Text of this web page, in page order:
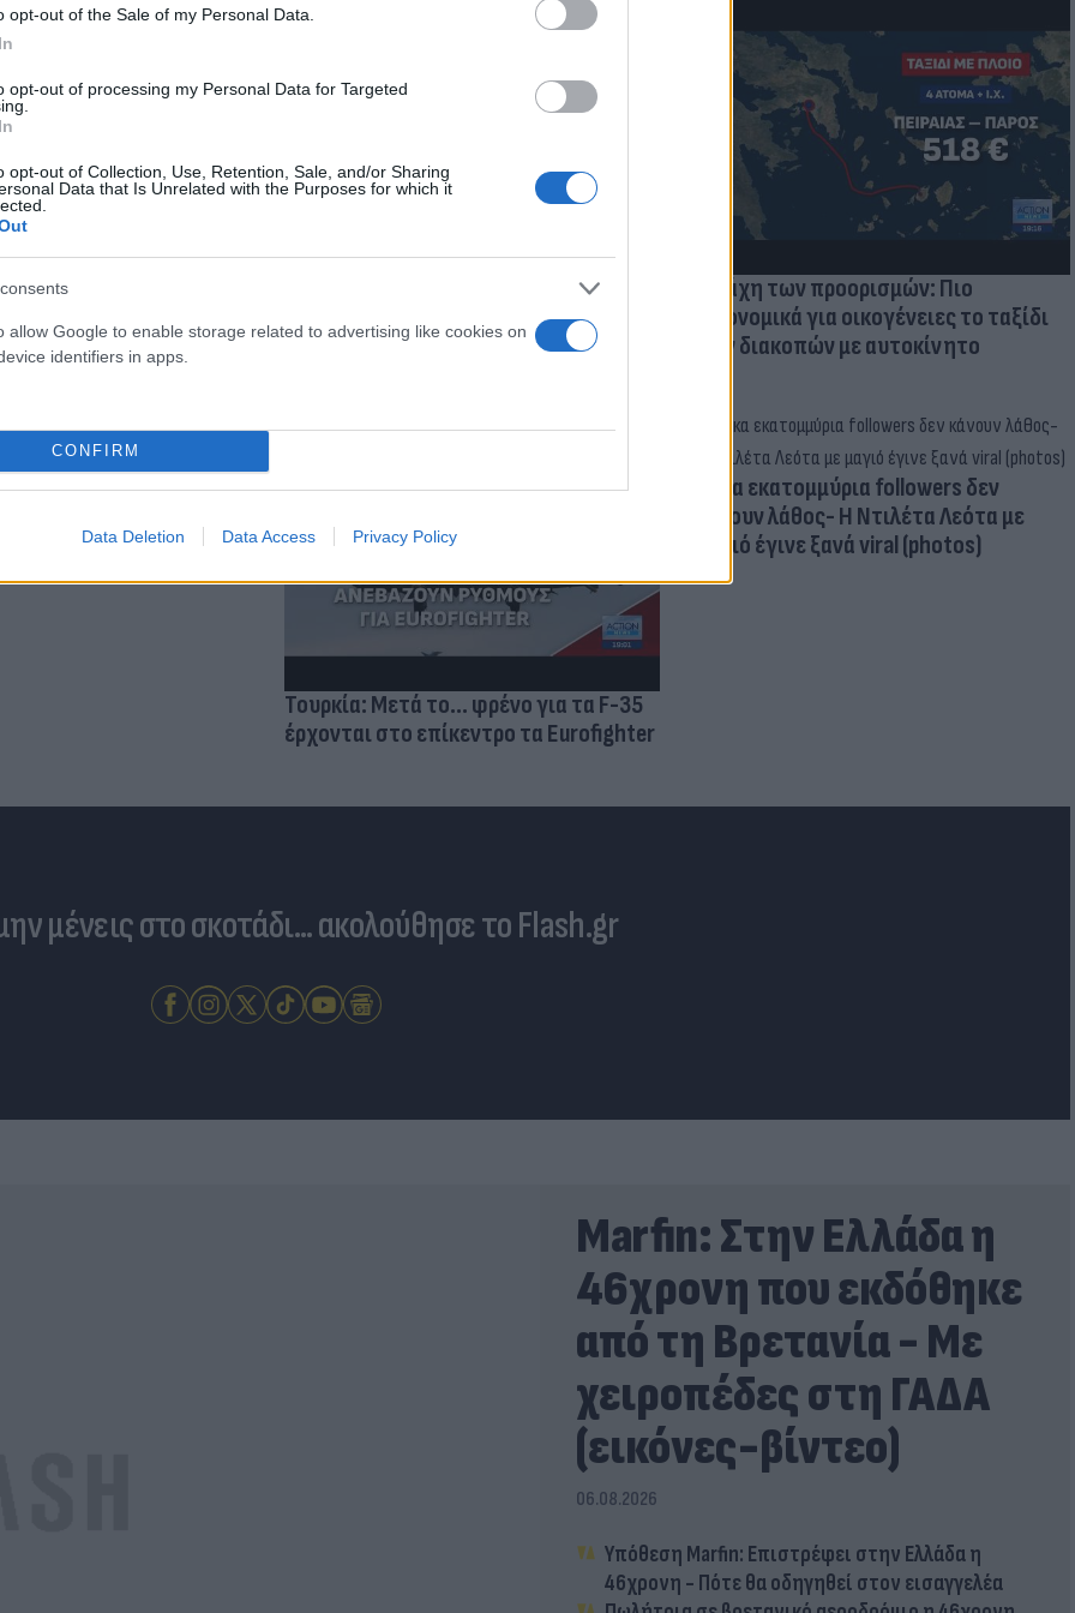
opt-out of the Sale of my Personal Data.
opt-out of processing my Personal Data for Targeted
opt-out of Collection, Use, Retention, Sale, and/or Sharing
Data that Is Unrelated with the Purposes for which it
allow Google to enable storage related to advertising like cookies on
identifiers in apps.
CONFIRM
Data Deletion Data Access Privacy Policy
στην παρουσίαση του
κόσμου στο γήπεδο
(video)
Skin dysmorphia: Όταν η εμμονή με το
«τέλειο» δέρμα αποτελεί πρόβλημα
Η μάχη των προορισμών: Πιο
οικονομικά για οικογένειες το ταξίδι
των διακοπών με αυτοκίνητο
το χαμένο βάρος;
μας
Τουρκία: Μετά το... φρένο για τα F-35
έρχονται στο επίκεντρο τα Eurofighter
Δέκα εκατομμύρια followers δεν
κάνουν λάθος- Η Ντιλέτα Λεότα με
μαγιό έγινε ξανά viral (photos)
μένεις στο σκοτάδι... ακολούθησε το Flash.gr
Marfin: Στην Ελλάδα η
46χρονη που εκδόθηκε
από τη Βρετανία - Με
χειροπέδες στη ΓΑΔΑ
(εικόνες-βίντεο)
06.08.2026
Υπόθεση Marfin: Επιστρέφει στην Ελλάδα η
46χρονη - Πότε θα οδηγηθεί στον εισαγγελέα